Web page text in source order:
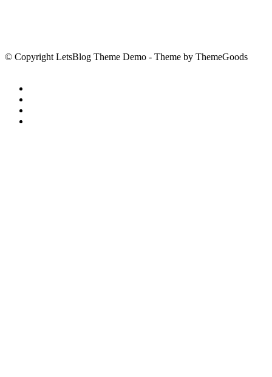
© Copyright LetsBlog Theme Demo - Theme by ThemeGoods